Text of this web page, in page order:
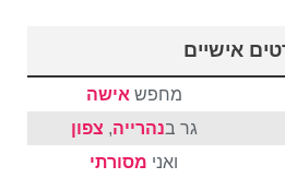
אישיים
מחפש אישה
גר בנהרייה, צפון
ואני מסורתי